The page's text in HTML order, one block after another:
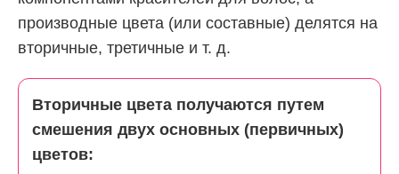
производные цвета (или составные) делятся на
вторичные, третичные и т. д.
Вторичные цвета получаются путем
смешения двух основных (первичных)
цветов: